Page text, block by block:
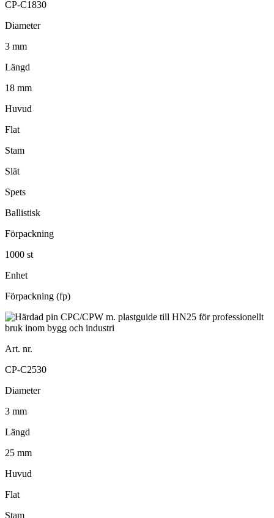
CP-C1830
Diameter
3 mm
Längd
18 mm
Huvud
Flat
Stam
Slät
Spets
Ballistisk
Förpackning
1000 st
Enhet
Förpackning (fp)
Art. nr.
CP-C2530
Diameter
3 mm
Längd
25 mm
Huvud
Flat
Stam